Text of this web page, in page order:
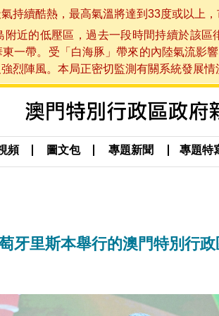
持續酷熱，最高氣溫將達到33度或以上
近的低壓區，過去一段時間持續於該
一帶。受「白海豚」帶來的內陸氣流影
烈陣風。本局正密切監測有關系統發展
頻 圖文包 專題新聞 專題特
牙里斯本舉行的澳門特別行政